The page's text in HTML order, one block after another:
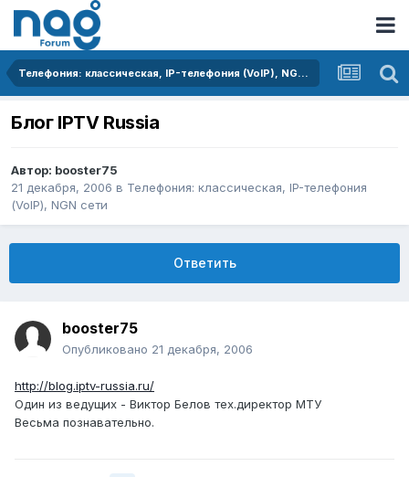
Телефония: классическая, IP-телефония (VoIP), NGN сети
Блог IPTV Russia
Автор: booster75
21 декабря, 2006 в Телефония: классическая, IP-телефония
(VoIP), NGN сети
Ответить
booster75
Опубликовано 21 декабря, 2006
http://blog.iptv-russia.ru/
Один из ведущих - Виктор Белов тех.директор МТУ
Весьма познавательно.